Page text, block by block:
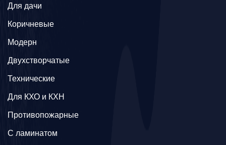
Для дачи
Коричневые
Модерн
Двухстворчатые
Технические
Для КХО и КХН
Противопожарные
С ламинатом